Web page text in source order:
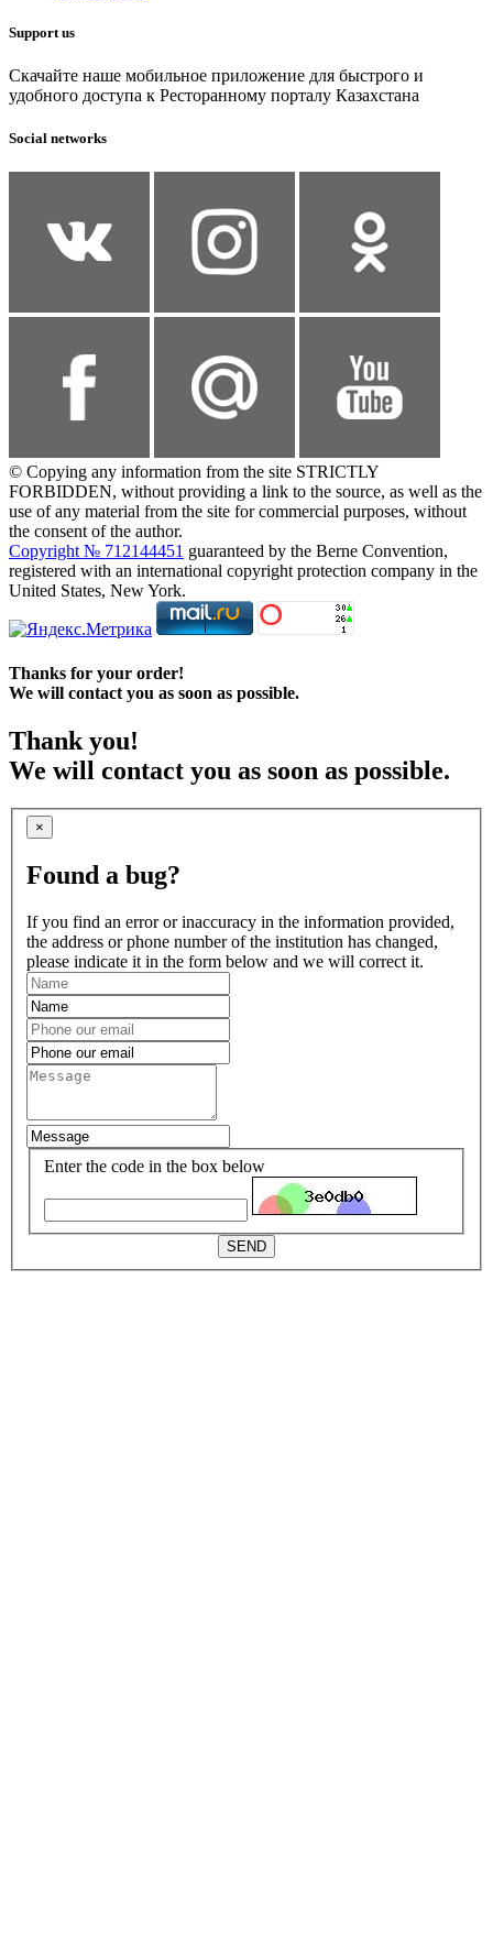
Support us
Скачайте наше мобильное приложение для быстрого и
удобного доступа к Ресторанному порталу Казахстана
Social networks
© Copying any information from the site STRICTLY
FORBIDDEN, without providing a link to the source, as well as the
use of any material from the site for commercial purposes, without
the consent of the author.
Copyright № 712144451 guaranteed by the Berne Convention,
registered with an international copyright protection company in the
United States, New York.
Thanks for your order!
We will contact you as soon as possible.
Thank you!
We will contact you as soon as possible.
×
Found a bug?
If you find an error or inaccuracy in the information provided,
the address or phone number of the institution has changed,
please indicate it in the form below and we will correct it.
Enter the code in the box below
SEND